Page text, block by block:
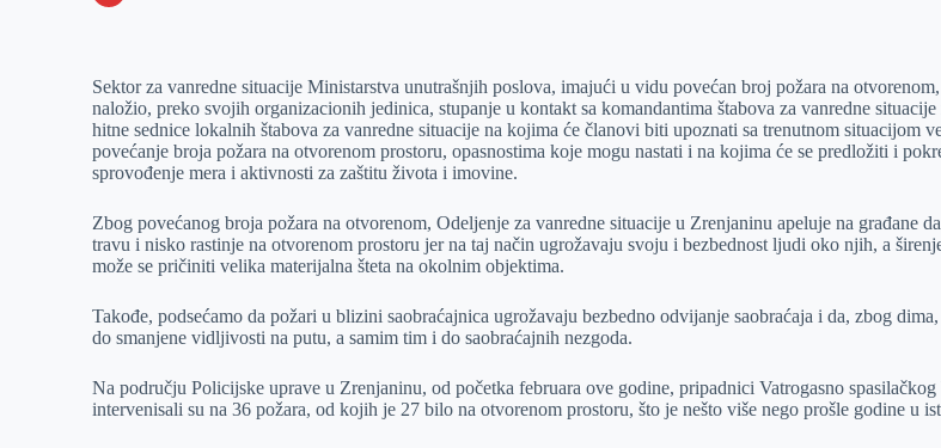
e
r
I
n
s
A
p
a
i
l
Sektor za vanredne situacije Ministarstva unutrašnjih poslova, imajući u vidu povećan broj požara na
naložio, preko svojih organizacionih jedinica, stupanje u kontakt sa komandantima štabova za vanredne
hitne sednice lokalnih štabova za vanredne situacije na kojima će članovi biti upoznati sa trenutnom situacijom
povećanje broja požara na otvorenom prostoru, opasnostima koje mogu nastati i na kojima će se predložiti i
sprovođenje mera i aktivnosti za zaštitu života i imovine.
Zbog povećanog broja požara na otvorenom, Odeljenje za vanredne situacije u Zrenjaninu apeluje na građane
travu i nisko rastinje na otvorenom prostoru jer na taj način ugrožavaju svoju i bezbednost ljudi oko njih, a
može se pričiniti velika materijalna šteta na okolnim objektima.
Takođe, podsećamo da požari u blizini saobraćajnica ugrožavaju bezbedno odvijanje saobraćaja i da, zbog
do smanjene vidljivosti na putu, a samim tim i do saobraćajnih nezgoda.
Na području Policijske uprave u Zrenjaninu, od početka februara ove godine, pripadnici Vatrogasno spasilačkog
intervenisali su na 36 požara, od kojih je 27 bilo na otvorenom prostoru, što je nešto više nego prošle godine u